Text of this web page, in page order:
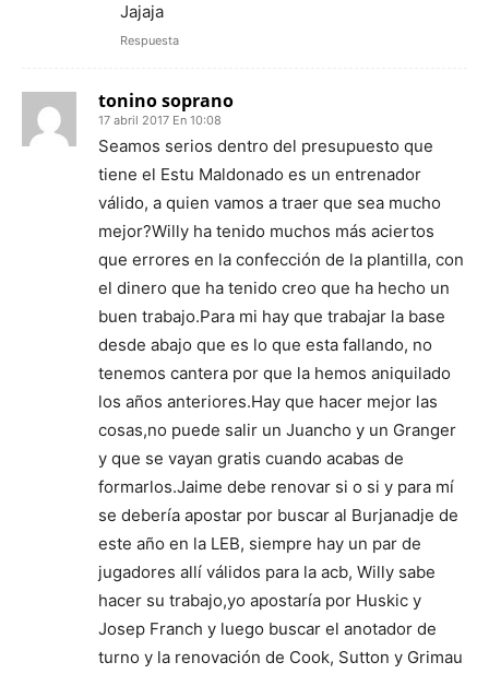
Jajaja
Respuesta
tonino soprano
17 abril 2017 En 10:08
Seamos serios dentro del presupuesto que
tiene el Estu Maldonado es un entrenador
válido, a quien vamos a traer que sea mucho
mejor?Willy ha tenido muchos más aciertos
que errores en la confección de la plantilla, con
el dinero que ha tenido creo que ha hecho un
buen trabajo.Para mi hay que trabajar la base
desde abajo que es lo que esta fallando, no
tenemos cantera por que la hemos aniquilado
los años anteriores.Hay que hacer mejor las
cosas,no puede salir un Juancho y un Granger
y que se vayan gratis cuando acabas de
formarlos.Jaime debe renovar si o si y para mí
se debería apostar por buscar al Burjanadje de
este año en la LEB, siempre hay un par de
jugadores allí válidos para la acb, Willy sabe
hacer su trabajo,yo apostaría por Huskic y
Josep Franch y luego buscar el anotador de
turno y la renovación de Cook, Sutton y Grimau